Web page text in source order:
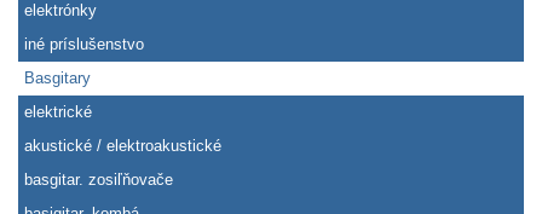
elektrónky
iné príslušenstvo
Basgitary
elektrické
akustické / elektroakustické
basgitar. zosiľňovače